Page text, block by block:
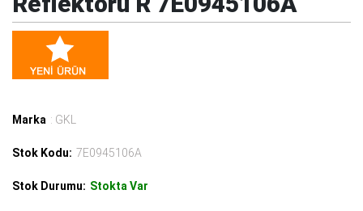
Marka : GKL
Stok Kodu: 7E0945106A
Stok Durumu: Stokta Var